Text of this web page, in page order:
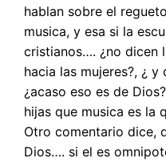
hablan sobre el
musica, y esa si la
cristianos…. ¿no dicen
hacia las mujeres?, ¿ y
¿acaso eso es de
hijas que musica es la
Otro comentario dice,
Dios…. si el es